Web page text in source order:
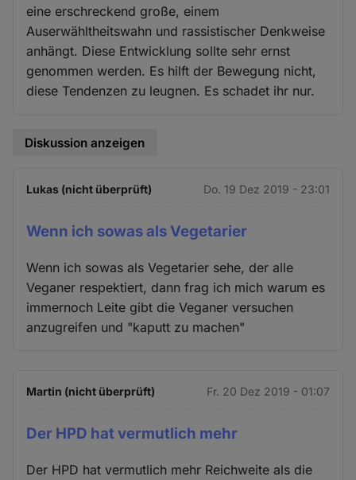
eine erschreckend große, einem
Auserwähltheitswahn und rassistischer Denkweise
anhängt. Diese Entwicklung sollte sehr ernst
genommen werden. Es hilft der Bewegung nicht,
diese Tendenzen zu leugnen. Es schadet ihr nur.
Diskussion anzeigen
Lukas (nicht überprüft) Do. 19 Dez 2019 - 23:01
Wenn ich sowas als Vegetarier
Wenn ich sowas als Vegetarier sehe, der alle
Veganer respektiert, dann frag ich mich warum es
immernoch Leite gibt die Veganer versuchen
anzugreifen und "kaputt zu machen"
Martin (nicht überprüft) Fr. 20 Dez 2019 - 01:07
Der HPD hat vermutlich mehr
Der HPD hat vermutlich mehr Reichweite als die